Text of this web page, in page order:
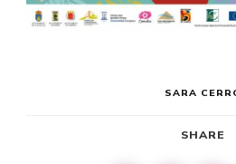
SARA
SHARE